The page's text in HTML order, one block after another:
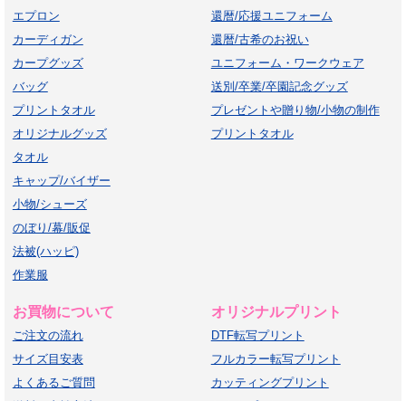
エプロン
カーディガン
カープグッズ
バッグ
プリントタオル
オリジナルグッズ
タオル
キャップ/バイザー
小物/シューズ
のぼり/幕/販促
法被(ハッピ)
作業服
還暦/応援ユニフォーム
還暦/古希のお祝い
ユニフォーム・ワークウェア
送別/卒業/卒園記念グッズ
プレゼントや贈り物/小物の制作
プリントタオル
お買物について
ご注文の流れ
サイズ目安表
よくあるご質問
オリジナルプリント
DTF転写プリント
フルカラー転写プリント
カッティングプリント